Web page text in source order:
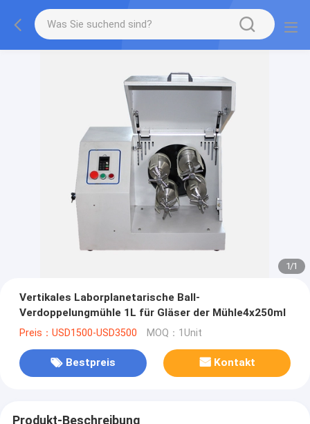
1/1
Vertikales Laborplanetarische Ball-
Verdoppelungmühle 1L für Gläser der Mühle4x250ml
Preis：USD1500-USD3500 MOQ：1Unit
Bestpreis Kontakt
Produkt-Beschreibung